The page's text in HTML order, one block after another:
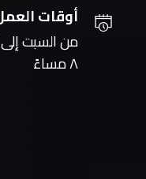
أوقات
٨ مساءً